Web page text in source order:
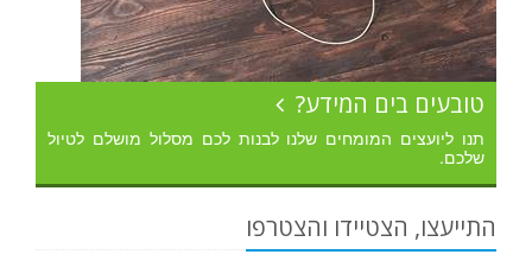
טובעים בים המידע?
תנו ליועצים המומחים שלנו לבנות לכם מסלול מושלם לטיול
שלכם.
התייעצו, הצטיידו והצטרפו